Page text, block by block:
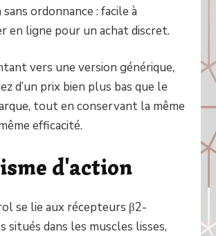
ordonnance : facile à
en ligne pour un achat discret.
vers une version générique,
d’un prix bien plus bas que le
tout en conservant la même
efficacité.
d'action
se lie aux récepteurs β2-
situés dans les muscles lisses,